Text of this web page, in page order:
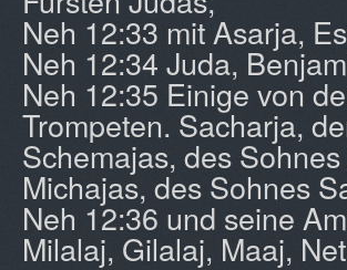
Neh 12:33 mit Asarja,
Neh 12:34 Juda,
Neh 12:35 Einige von
Trompeten. Sacharja,
Schemajas, des
Michajas, des Sohnes
Neh 12:36 und seine
Milalaj, Gilalaj, Maaj,